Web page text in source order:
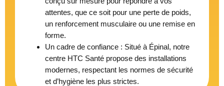
attentes, que ce soit pour une perte de poids,
un renforcement musculaire ou une remise en
forme.
Un cadre de confiance : Situé à Épinal, notre
centre HTC Santé propose des installations
modernes, respectant les normes de sécurité
et d’hygiène les plus strictes.